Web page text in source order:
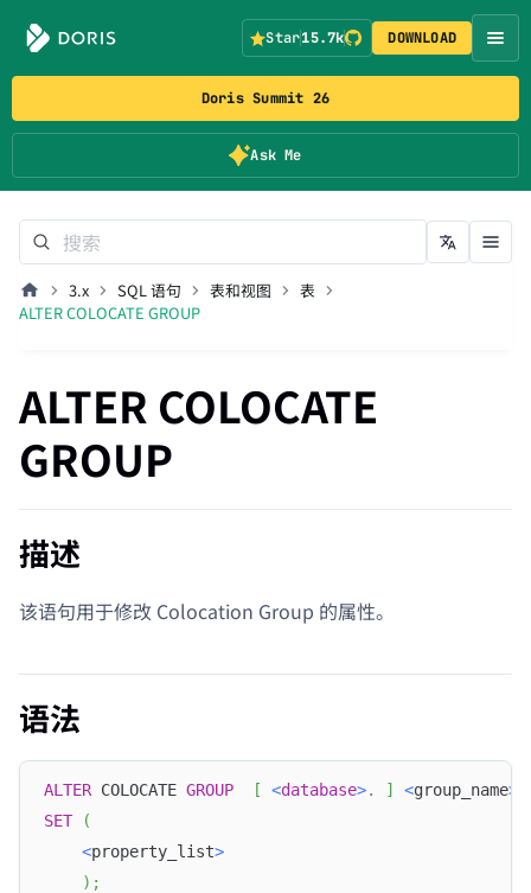
Doris Summit 26
Ask Me
Star15.7k DOWNLOAD
3.x SQL 语句 表和视图
表
ALTER COLOCATE GROUP
ALTER COLOCATE
GROUP
描述
该语句用于修改 Colocation Group 的属性。
语法
ALTER COLOCATE GROUP [ <database>. ] <group_name>
SET
(
<property_list>
) ;